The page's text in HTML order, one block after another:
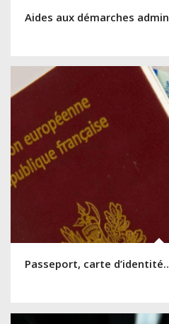
Aides aux démarches
Passeport, carte